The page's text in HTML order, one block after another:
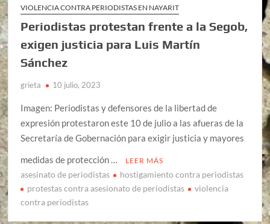
VIOLENCIA CONTRA PERIODISTAS EN NAYARIT
Periodistas protestan frente a la Segob,
exigen justicia para Luis Martín
Sánchez
grieta 10 julio, 2023
Imagen: Periodistas y defensores de la libertad de
expresión protestaron este 10 de julio a las afueras de la
Secretaría de Gobernación para exigir justicia y mayores
medidas de protección …
LEER MÁS
asesinato de periodistas
hostigamiento contra periodistas
protestas contra asesionato de periodistas
violencia
contra periodistas